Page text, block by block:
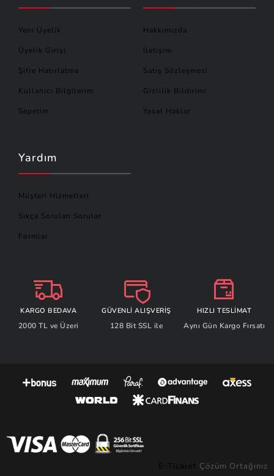
Yeni Üyelik
Üyelik Girişi
Şifre Hatırlatma
Kullanıcı Bilgilerim
Sepetim
Hakkımızda
İletişim
Satış Sözleşmesi
Gizlilik Bildirimi
Yasal Haklar
Yardım
Müşteri Hizmetleri
Sıkça Sorulan Sorular
Formlar
KARGO BEDAVA
2000 TL ve Üzeri
GÜVENLİ ALIŞVERİŞ
128 Bit SSL ile
HIZLI TESLİMAT
Aynı Gün Kargo Fırsatı
E-Ticaret Çözüm Ortağınız